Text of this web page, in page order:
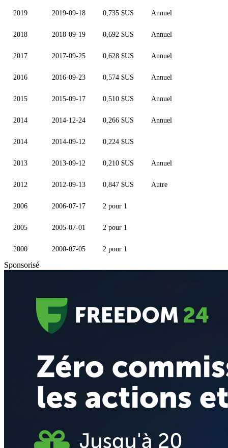
2019 2019-09-18 0,735 $US Annuel
2018 2018-09-19 0,692 $US Annuel
2017 2017-09-25 0,628 $US Annuel
2016 2016-09-23 0,574 $US Annuel
2015 2015-09-17 0,510 $US Annuel
2014 2014-12-24 0,266 $US Annuel
2014 2014-09-12 0,224 $US
2013 2013-09-12 0,210 $US Annuel
2012 2012-09-13 0,847 $US Autre
2006 2006-07-17 2 pour 1
2005 2005-07-01 2 pour 1
2000 2000-07-05 2 pour 1
Sponsorisé